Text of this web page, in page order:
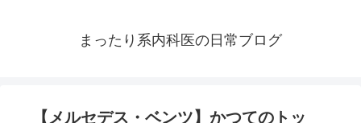
まったり系内科医の日常ブログ
【メルセデス・ベンツ】かつてのトッ